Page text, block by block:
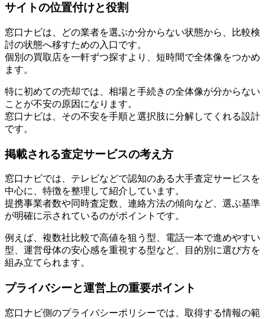
サイトの位置付けと役割
窓口ナビは、どの業者を選ぶか分からない状態から、比較検
討の状態へ移すための入口です。
個別の買取店を一軒ずつ探すより、短時間で全体像をつかめ
ます。
特に初めての売却では、相場と手続きの全体像が分からない
ことが不安の原因になります。
窓口ナビは、その不安を手順と選択肢に分解してくれる設計
です。
掲載される査定サービスの考え方
窓口ナビでは、テレビなどで認知のある大手査定サービスを
中心に、特徴を整理して紹介しています。
提携事業者数や同時査定数、連絡方法の傾向など、選ぶ基準
が明確に示されているのがポイントです。
例えば、複数社比較で高値を狙う型、電話一本で進めやすい
型、運営母体の安心感を重視する型など、目的別に選び方を
組み立てられます。
プライバシーと運営上の重要ポイント
窓口ナビ側のプライバシーポリシーでは、取得する情報の範